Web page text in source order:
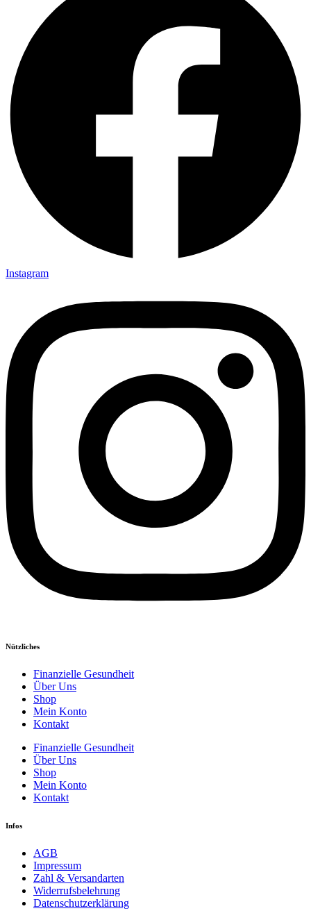
Instagram
Nützliches
Finanzielle Gesundheit
Über Uns
Shop
Mein Konto
Kontakt
Finanzielle Gesundheit
Über Uns
Shop
Mein Konto
Kontakt
Infos
AGB
Impressum
Zahl & Versandarten
Widerrufsbelehrung
Datenschutzerklärung